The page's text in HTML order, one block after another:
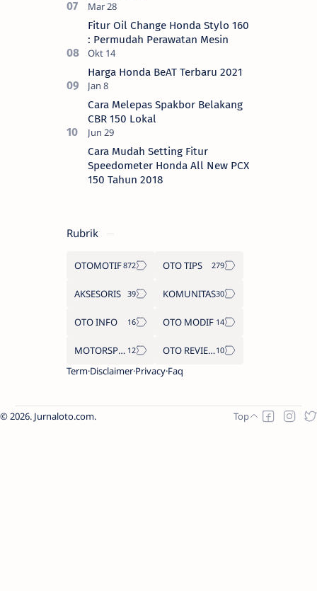
Fitur Oil Change Honda Stylo 160
: Permudah Perawatan Mesin
Harga Honda BeAT Terbaru 2021
Cara Melepas Spakbor Belakang
CBR 150 Lokal
Cara Mudah Setting Fitur
Speedometer Honda All New PCX
150 Tahun 2018
Rubrik
OTOMOTIF OTO TIPS
AKSESORIS KOMUNITAS
OTO INFO OTO MODIF
MOTORSPORT
OTO REVIEW
Term Disclaimer Privacy Faq
2026. Jurnaloto.com.